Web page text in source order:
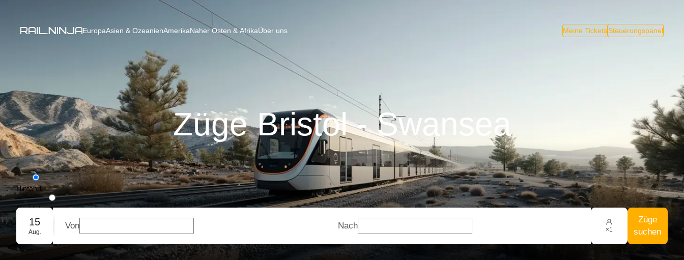
EuropaAsien & OzeanienAmerikaNaher Osten & AfrikaÜber uns Meine TicketsSteuerungspanel
Züge Bristol - Swansea
Hinfahrt
Rückfahrt
Gruppenbuchung
15
Aug.
Von Nach ×1
Züge
suchen